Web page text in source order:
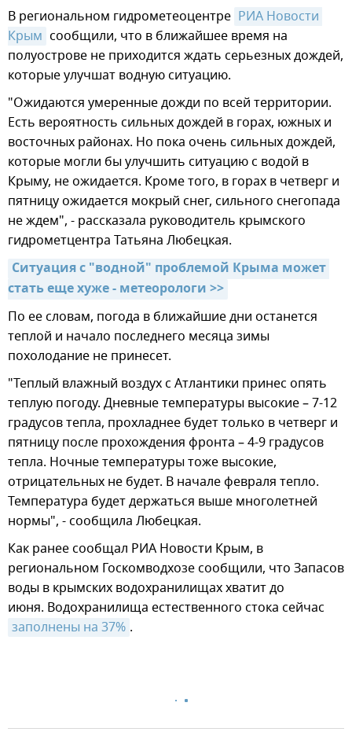
В региональном гидрометеоцентре РИА Новости
Крым сообщили, что в ближайшее время на
полуострове не приходится ждать серьезных дождей,
которые улучшат водную ситуацию.
"Ожидаются умеренные дожди по всей территории.
Есть вероятность сильных дождей в горах, южных и
восточных районах. Но пока очень сильных дождей,
которые могли бы улучшить ситуацию с водой в
Крыму, не ожидается. Кроме того, в горах в четверг и
пятницу ожидается мокрый снег, сильного снегопада
не ждем", - рассказала руководитель крымского
гидрометцентра Татьяна Любецкая.
Ситуация с "водной" проблемой Крыма может
стать еще хуже - метеорологи >>
По ее словам, погода в ближайшие дни останется
теплой и начало последнего месяца зимы
похолодание не принесет.
"Теплый влажный воздух с Атлантики принес опять
теплую погоду. Дневные температуры высокие – 7-12
градусов тепла, прохладнее будет только в четверг и
пятницу после прохождения фронта – 4-9 градусов
тепла. Ночные температуры тоже высокие,
отрицательных не будет. В начале февраля тепло.
Температура будет держаться выше многолетней
нормы", - сообщила Любецкая.
Как ранее сообщал РИА Новости Крым, в
региональном Госкомводхозе сообщили, что Запасов
воды в крымских водохранилищах хватит до
июня. Водохранилища естественного стока сейчас
заполнены на 37% .